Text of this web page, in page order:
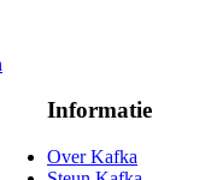
Informatie
Over Kafka